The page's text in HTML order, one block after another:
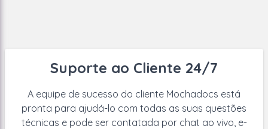
Suporte ao Cliente 24/7
A equipe de sucesso do cliente Mochadocs está
pronta para ajudá-lo com todas as suas questões
técnicas e pode ser contatada por chat ao vivo, e-